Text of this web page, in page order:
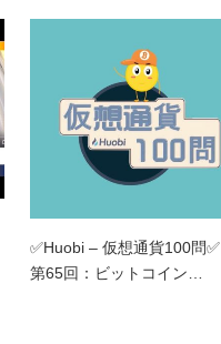
✅Huobi – 仮想通貨100問✅
第65回：ビットコイン…